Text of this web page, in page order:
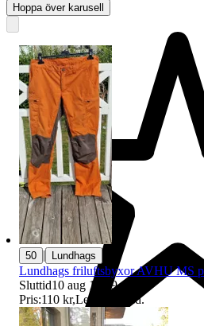
Hoppa över karusell
50 | Lundhags
Lundhags friluftsbyxor AVHU MS
Sluttid10 aug 18:49.
Pris:110 kr,Ledande bud.